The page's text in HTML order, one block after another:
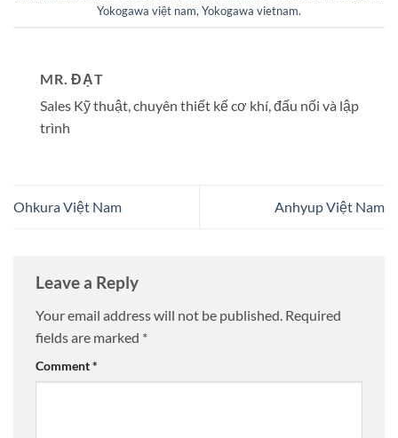
Yokogawa việt nam, Yokogawa vietnam.
MR. ĐẠT
Sales Kỹ thuật, chuyên thiết kế cơ khí, đấu nối và lập
trình
Ohkura Việt Nam Anhyup Việt Nam
Leave a Reply
Your email address will not be published. Required
fields are marked *
Comment*